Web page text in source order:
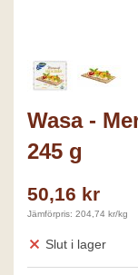
Wasa -
245 g
50,16 kr
Jämförpris: 204,74 kr/kg
Slut i lager